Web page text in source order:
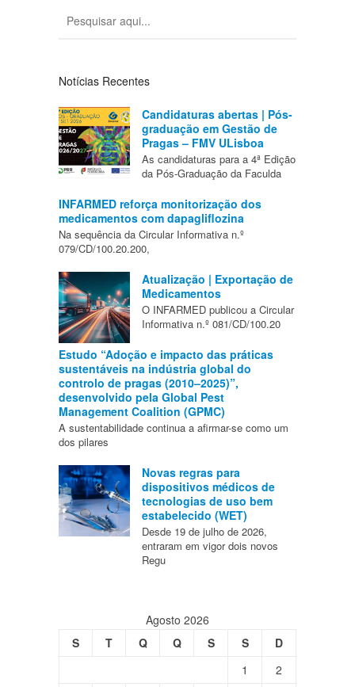
Notícias Recentes
Candidaturas abertas | Pós-
graduação em Gestão de
Pragas – FMV ULisboa
As candidaturas para a 4ª Edição
da Pós-Graduação da Faculda
INFARMED reforça monitorização dos
medicamentos com dapagliflozina
Na sequência da Circular Informativa n.º
079/CD/100.20.200,
Atualização | Exportação de
Medicamentos
O INFARMED publicou a Circular
Informativa n.º 081/CD/100.20
Estudo “Adoção e impacto das práticas
sustentáveis na indústria global do
controlo de pragas (2010–2025)”,
desenvolvido pela Global Pest
Management Coalition (GPMC)
A sustentabilidade continua a afirmar-se como um
dos pilares
Novas regras para
dispositivos médicos de
tecnologias de uso bem
estabelecido (WET)
Desde 19 de julho de 2026,
entraram em vigor dois novos
Regu
Agosto 2026
S
T Q Q S S
D
1
2